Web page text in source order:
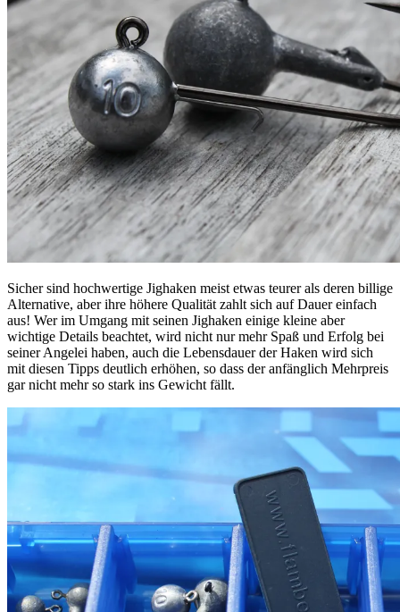
Sicher sind hochwertige Jighaken meist etwas teurer als deren billige
Alternative, aber ihre höhere Qualität zahlt sich auf Dauer einfach
aus! Wer im Umgang mit seinen Jighaken einige kleine aber
wichtige Details beachtet, wird nicht nur mehr Spaß und Erfolg bei
seiner Angelei haben, auch die Lebensdauer der Haken wird sich
mit diesen Tipps deutlich erhöhen, so dass der anfänglich Mehrpreis
gar nicht mehr so stark ins Gewicht fällt.